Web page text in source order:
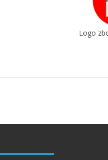
Logo